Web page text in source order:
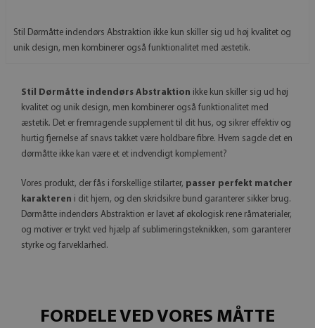
Stil Dørmåtte indendørs Abstraktion ikke kun skiller sig ud høj kvalitet og
unik design, men kombinerer også funktionalitet med æstetik.
Stil Dørmåtte indendørs Abstraktion ikke kun skiller sig ud høj
kvalitet og unik design, men kombinerer også funktionalitet med
æstetik. Det er fremragende supplement til dit hus, og sikrer effektiv og
hurtig fjernelse af snavs takket være holdbare fibre. Hvem sagde det en
dørmåtte ikke kan være et et indvendigt komplement?
Vores produkt, der fås i forskellige stilarter, passer perfekt matcher
karakteren i dit hjem, og den skridsikre bund garanterer sikker brug.
Dørmåtte indendørs Abstraktion er lavet af økologisk rene råmaterialer,
og motiver er trykt ved hjælp af sublimeringsteknikken, som garanterer
styrke og farveklarhed.
FORDELE VED VORES MÅTTE